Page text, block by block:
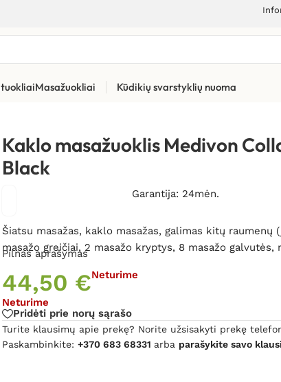
Masažuokliai Kūdikių svarstyklių nuoma
Collar Simple Black
Kaklo masažuoklis Medivon
Black
Garantija: 24mėn.
Šiatsu masažas, kaklo masažas, galimas kitų raumenų
masažo greičiai, 2 masažo kryptys, 8 masažo
Pilnas aprašymas
44,50 €Neturime
Neturime
Pridėti prie norų sąrašo
Turite klausimų apie prekę? Norite užsisakyti prekę
Paskambinkite:+370 683 68331 arba parašykite savo